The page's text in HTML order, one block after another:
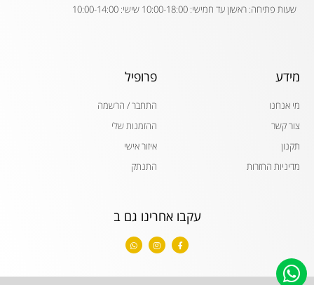
שעות פתיחה: ראשון עד חמישי: 10:00-18:00 שישי: 10:00-14:00
מידע
מי אנחנו
צור קשר
תקנון
מדיניות החזרות
פרופיל
התחבר / הרשמה
ההזמנות שלי
איזור אישי
התנתק
עקבו אחרינו גם ב
F
a
c
o
I
n
s
g
W
h
a
a